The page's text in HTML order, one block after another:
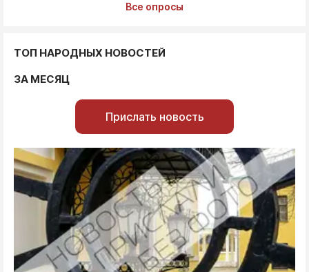
Все опросы
ТОП НАРОДНЫХ НОВОСТЕЙ
ЗА МЕСЯЦ
Прислать новость